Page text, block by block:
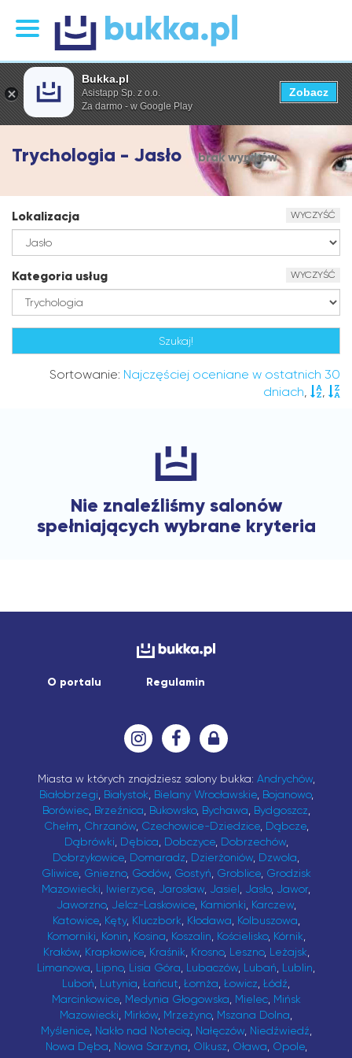
Trychologia - Jasło brak wyników
Lokalizacja WYCZYŚĆ
Kategoria usług WYCZYŚĆ
Sortowanie: Najczęściej oceniane w ostatnich 30
dniach, ,
Nie znaleźliśmy salonów
spełniających wybrane kryteria
O portalu Regulamin
Miasta w których znajdziesz salony bukka: Andrychów,
Białobrzegi, Białystok, Bielany Wrocławskie, Bojanowo,
Borówiec, Brzeźnica, Bukowsko, Bychawa, Bydgoszcz,
Chełm, Chrzanów, Czechowice-Dziedzice, Dąbcze,
Dąbrówki, Dębica, Dobczyce, Dobrzechów,
Dobrzykowice, Domaradz, Dzierżoniów, Dzwola,
Gliwice, Gniezno, Godów, Gostyń, Groblice, Grodzisk
Mazowiecki, Iwierzyce, Jarosław, Jasiel, Jasło, Jawor,
Jaworzno, Jelcz-Laskowice, Kamionki, Karczew,
Katowice, Kęty, Kluczbork, Kłodawa, Kolbuszowa,
Komorniki, Konin, Kosina, Koszalin, Kościelisko, Kórnik,
Kraków, Krapkowice, Kraśnik, Krosno, Leszno, Leżajsk,
Limanowa, Lipno, Lisia Góra, Lubaczów, Lubań, Lublin,
Luboń, Lutynia, Łańcut, Łomża, Łowicz, Łódź,
Marcinkowice, Medynia Głogowska, Mielec, Mińsk
Mazowiecki, Mirków, Mrzeżyno, Mszana Dolna,
Myślenice, Nakło nad Notecią, Nałęczów, Niedźwiedź,
Nowa Dęba, Nowa Sarzyna, Olkusz, Oława, Opole,
Bukka.pl
Asistapp Sp. z o.o.
Za darmo - w Google Play
Zobacz